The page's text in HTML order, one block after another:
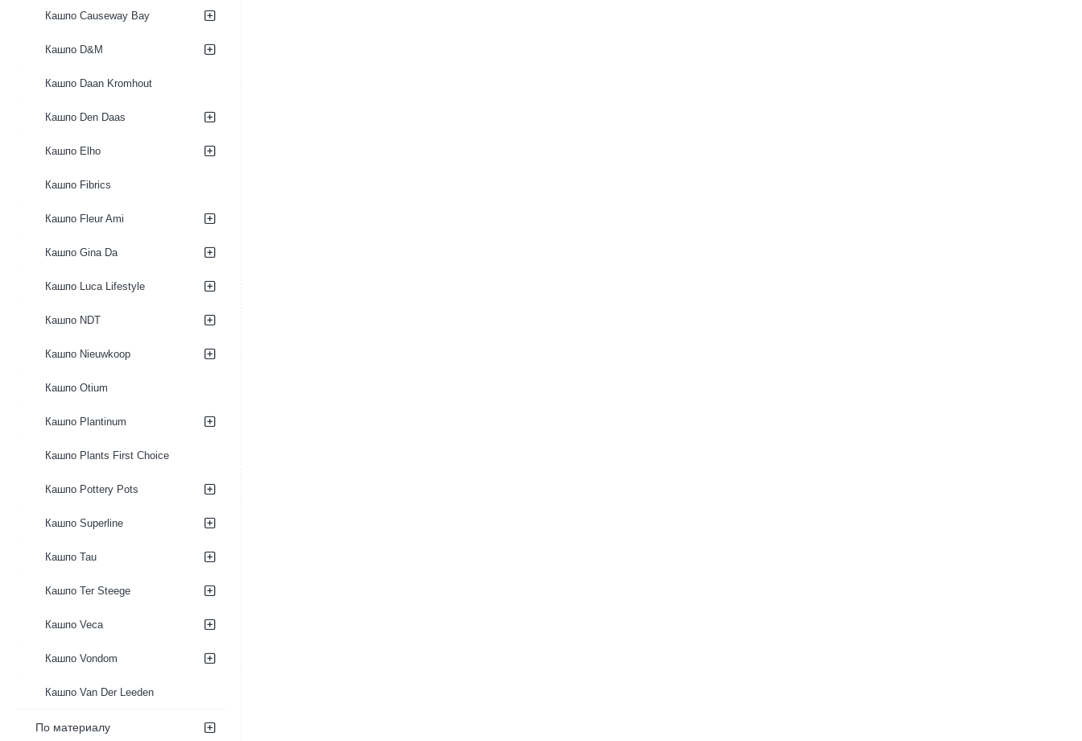
Кашпо Causeway Bay
Кашпо D&M
Кашпо Daan Kromhout
Кашпо Den Daas
Кашпо Elho
Кашпо Fibrics
Кашпо Fleur Ami
Кашпо Gina Da
Кашпо Luca Lifestyle
Кашпо NDT
Кашпо Nieuwkoop
Кашпо Otium
Кашпо Plantinum
Кашпо Plants First Choice
Кашпо Pottery Pots
Кашпо Superline
Кашпо Tau
Кашпо Ter Steege
Кашпо Veca
Кашпо Vondom
Кашпо Van Der Leeden
По материалу